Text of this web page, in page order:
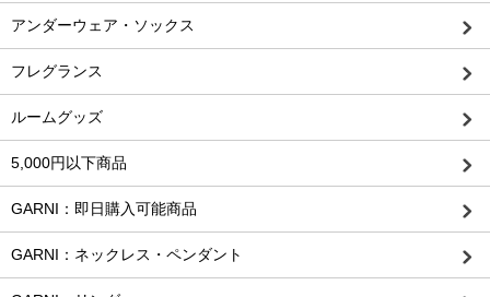
アンダーウェア・ソックス
フレグランス
ルームグッズ
5,000円以下商品
GARNI：即日購入可能商品
GARNI：ネックレス・ペンダント